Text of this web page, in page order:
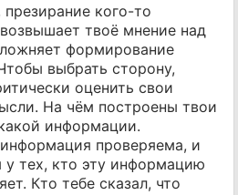
кого-то
твоё мнение над
формирование
выбрать сторону,
оценить свои
На чём построены твои
информации.
проверяема, и
тех, кто эту информацию
Кто тебе сказал, что